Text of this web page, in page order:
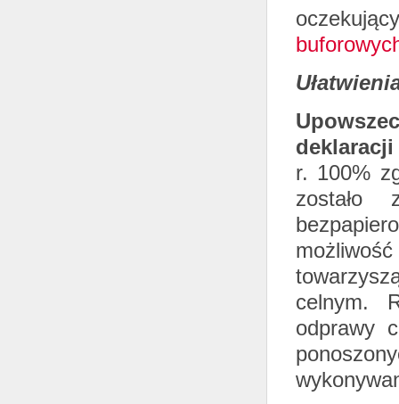
r. 100%
zostało
celnym.
odprawy